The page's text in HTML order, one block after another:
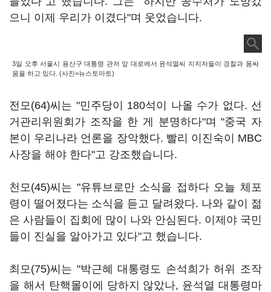
으니 이제 우리가 이겼다"며 웃었습니다.
3일 오후 서울시 용산구 대통령 관저 앞 대로에서 윤석열씨 지지자들이 경찰과 몸싸
움을 하고 있다. (사진=뉴스토마토)
전모(64)씨는 "민주당이 180석이 나올 수가 없다. 선
거관리위원회가 조작을 한 게 분명하다"며 "중국 자
본이 우리나라 언론을 장악했다. 빨리 이진숙이 MBC
사장을 해야 한다"고 강조했습니다.
천모(45)씨는 "유튜브로만 소식을 접하다 오늘 체포
령이 떨어졌다는 소식을 듣고 달려왔다. 나와 같이 젊
은 사람들이 집회에 많이 나와 안심된다. 이제야 국민
들이 진실을 알아가고 있다"고 했습니다.
최모(75)씨는 "박근혜 대통령도 손석희가 허위 조작
을 해서 탄핵몰이에 당하지 않았나, 윤석열 대통령마